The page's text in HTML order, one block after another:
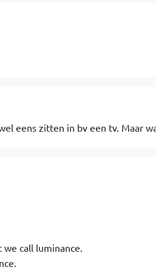
eens zitten in bv een tv. Maar
call luminance.